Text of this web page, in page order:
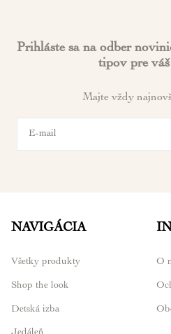
Prihláste sa na odber
tipov pre
Majte vždy
NAVIGÁCIA
Všetky produkty
Shop the look
Detská izba
O